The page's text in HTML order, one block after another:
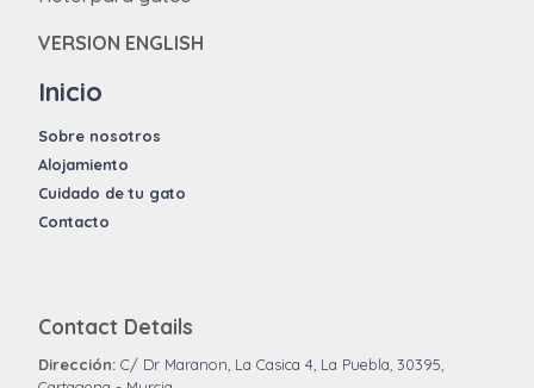
VERSION ENGLISH
Inicio
Sobre nosotros
Alojamiento
Cuidado de tu gato
Contacto
Contact Details
Dirección: C/ Dr Maranon, La Casica 4, La Puebla, 30395,